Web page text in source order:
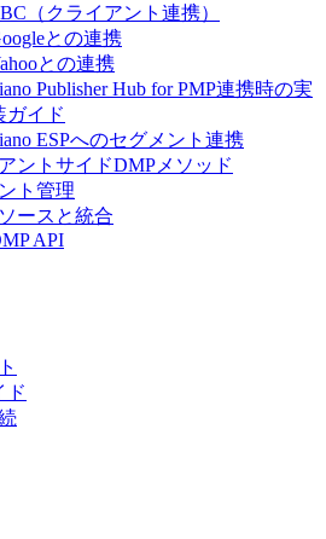
（クライアント連携）
との連携
との連携
Publisher Hub for PMP連携時の実
ガイド
ESPへのセグメント連携
ントサイドDMPメソッド
ト管理
ースと統合
API
ド